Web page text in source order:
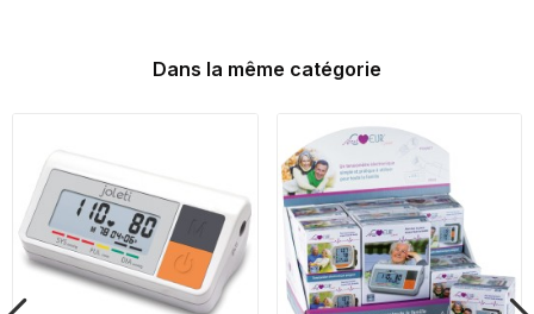
Dans la même catégorie